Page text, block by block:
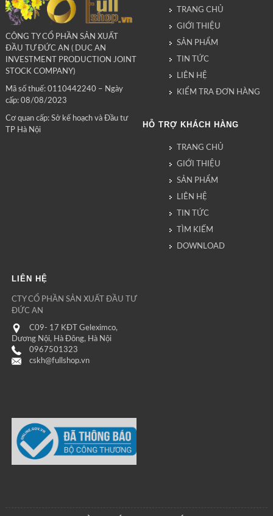
CÔNG TY CỔ PHẦN SẢN XUẤT
ĐẦU TƯ ĐỨC AN ( DUC AN
INVESTMENT PRODUCTION JOINT
STOCK COMPANY)
Mã số thuế: 0110442240 – Ngày
cấp: 08/08/2023
Cơ quan cấp: Sở kế hoạch và Đầu tư
TP Hà Nội
TRANG CHỦ
GIỚI THIỆU
SẢN PHẨM
TIN TỨC
LIÊN HỆ
KIỂM TRA ĐƠN HÀNG
HỖ TRỢ KHÁCH HÀNG
TRANG CHỦ
GIỚI THIỆU
SẢN PHẨM
LIÊN HỆ
TIN TỨC
TÌM KIẾM
DOWNLOAD
LIÊN HỆ
CTY CỔ PHẦN SẢN XUẤT ĐẦU TƯ
ĐỨC AN
C09- 17 KĐT Geleximco,
Dương Nội, Hà Đông, Hà Nội
0967501323
cskh@fullshop.vn